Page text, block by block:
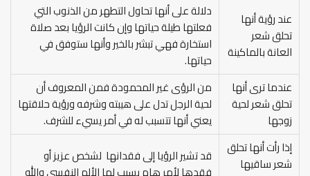
عند رؤية أنها
تحلق شعر
العانة بالماكينة
دلالة على أنها تحاول التطهر من الذنوب التي
فعلتها طيلة حياتها وإن كانت الرؤيا بعد صلاة
استخارة فهي تبشر بالخير وأنها ستوفق في
حياتها.
عندما ترى أنها
تحلق شعر لحية
زوجها
من الرؤى غير المحمودة فمن المعروف أن
لحية الرجل تدل على هيبته وشرفه ورؤية حلاقتها
يعني أنها تتسبب له في أمر يسيء للشرف.
إذا رأت أنها تحلق
شعر ساقيها
قد تشير الرؤيا إلى فقدانها لشخص عزيز أو